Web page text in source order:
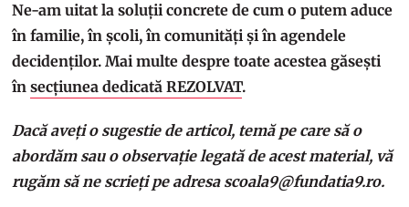
Ne-am uitat la soluții concrete de cum o putem aduce
în familie, în școli, în comunități și în agendele
decidenților. Mai multe despre toate acestea găsești
însecțiunea dedicată REZOLVAT.
Dacă aveți o sugestie de articol, temă pe care să o
abordăm sau o observație legată de acest material, vă
rugăm să ne scrieți pe adresa scoala9@fundatia9.ro.